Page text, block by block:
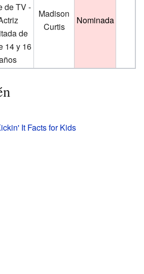
de TV -
de
14 y 16
Madison
Curtis
Nominada
It Facts for Kids